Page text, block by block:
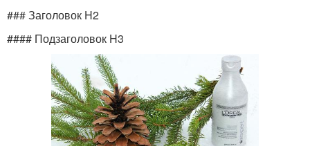
### Заголовок H2
#### Подзаголовок H3